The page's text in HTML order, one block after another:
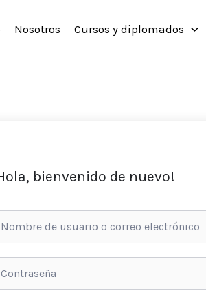
Nosotros Cursos y diplomados
bienvenido de nuevo!